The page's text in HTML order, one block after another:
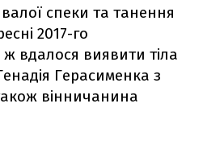
спеки та танення
2017-го
вдалося виявити тіла
Герасименка з
вінничанина